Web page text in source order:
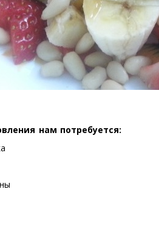
нам потребуется: